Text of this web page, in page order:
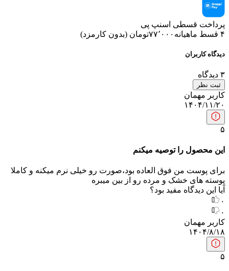
پرداخت قسطی اسنپ پی
۴ قسط ماهیانه
۷۷٬۰۰۰تومان (بدون کارمزد)
دیدگاه کاربران
۳ دیدگاه
ثبت نظر
کاربر مهمان
۱۴۰۴/۱۱/۲۰
۵
این محصول را توصیه میکنم
برای پوست من فوق العاده بود،صورت رو خیلی نرم میکنه و کاملا
پوسته های خشک و مرده رو از بین میبره
آیا این دیدگاه مفید بود؟
۰
۰
کاربر مهمان
۱۴۰۴/۸/۱۸
۵